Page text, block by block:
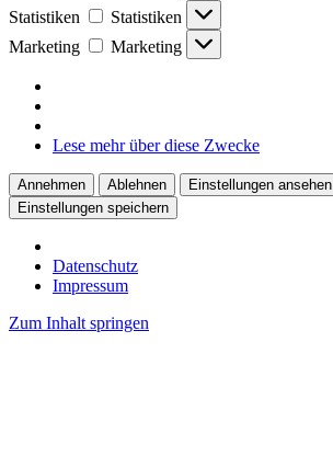
Statistiken
Statistiken
Marketing
Marketing
Lese mehr über diese Zwecke
Annehmen Ablehnen
Einstellungen ansehen
Einstellungen speichern
Datenschutz
Impressum
Zum Inhalt springen